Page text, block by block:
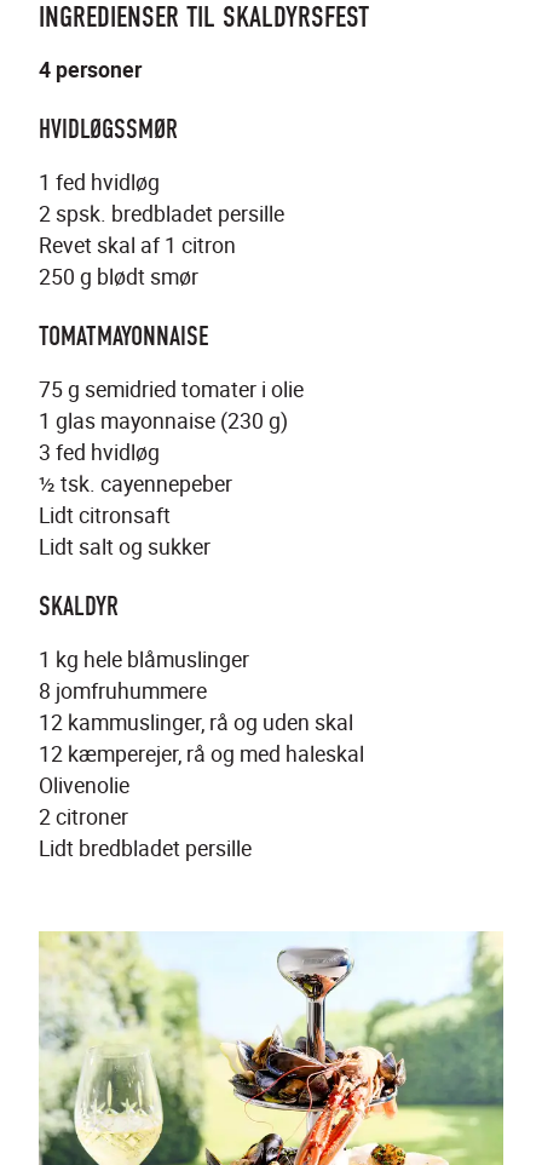
INGREDIENSER TIL SKALDYRSFEST
4 personer
HVIDLØGSSMØR
1 fed hvidløg
2 spsk. bredbladet persille
Revet skal af 1 citron
250 g blødt smør
TOMATMAYONNAISE
75 g semidried tomater i olie
1 glas mayonnaise (230 g)
3 fed hvidløg
½ tsk. cayennepeber
Lidt citronsaft
Lidt salt og sukker
SKALDYR
1 kg hele blåmuslinger
8 jomfruhummere
12 kammuslinger, rå og uden skal
12 kæmperejer, rå og med haleskal
Olivenolie
2 citroner
Lidt bredbladet persille